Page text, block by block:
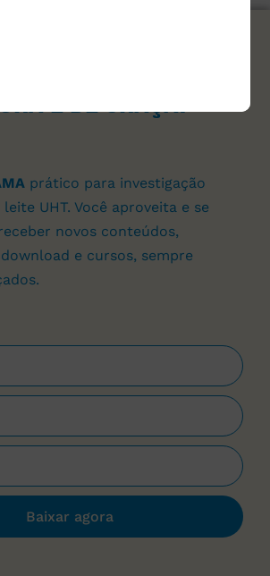
e de graça!
prático para investigação
UHT. Você aproveita e se
novos conteúdos,
e cursos, sempre
Baixar agora